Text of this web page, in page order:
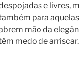
e livres,
para
mão da
medo de arriscar.